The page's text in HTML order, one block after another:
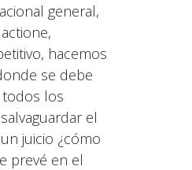
general,
hacemos
se debe
todos los
el
juicio ¿cómo
prevé en el